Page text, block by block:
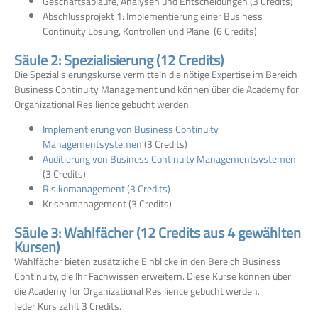
Abschlussprojekt 1: Implementierung einer Business
Continuity Lösung, Kontrollen und Pläne (6 Credits)
Säule 2: Spezialisierung (12 Credits)
Die Spezialisierungskurse vermitteln die nötige Expertise im Bereich
Business Continuity Managementund können über die Academy for
Organizational Resilience gebucht werden.
Implementierung von Business Continuity
Managementsystemen(3 Credits)
Auditierung von Business Continuity Managementsystemen
(3 Credits)
Risikomanagement (3 Credits)
Krisenmanagement (3 Credits)
Säule 3: Wahlfächer (12 Credits aus 4 gewählten
Kursen)
Wahlfächer bieten zusätzliche Einblicke in den Bereich Business
Continuity, die Ihr Fachwissen erweitern.Diese Kurse können über
die Academy for Organizational Resilience gebucht werden.
Jeder Kurs zählt 3 Credits.